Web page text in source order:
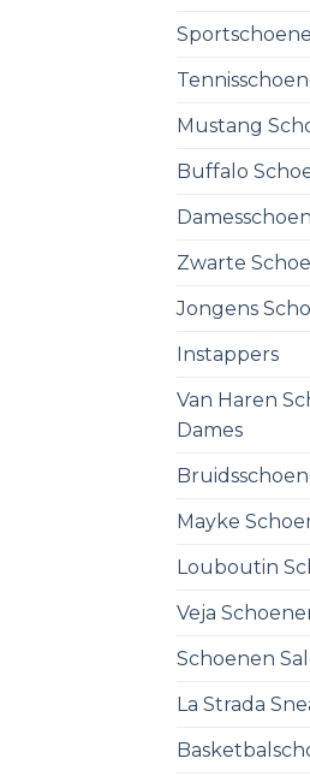
Mustang
Buffalo
Zwarte
Jongens
Instappers
Van Haren
Dames
Mayke
Louboutin
Veja
Schoenen
La Strada